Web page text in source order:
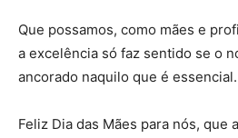
Que possamos, como mães e
a excelência só faz sentido se o
ancorado naquilo que é essencial.
Feliz Dia das Mães para nós, que